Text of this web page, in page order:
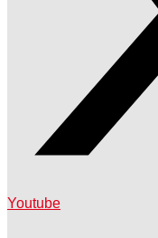
Youtube